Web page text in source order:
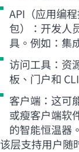
API（应用编
包）：开发人
具。例如：集
访问工具：资
板、门户和 CLI
客户端：这可
或瘦客户端软
的智能恒温器。
该层支持用户随